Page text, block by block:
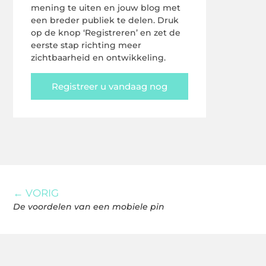
mening te uiten en jouw blog met
een breder publiek te delen. Druk
op de knop ‘Registreren’ en zet de
eerste stap richting meer
zichtbaarheid en ontwikkeling.
Registreer u vandaag nog
← VORIG
De voordelen van een mobiele pin